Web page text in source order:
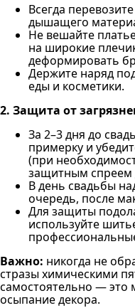
Всегда
дышащего
Не вешайте
на широкие
деформировать
Держите наряд
еды и косметики.
2. Защита от
За 2–3 дня до
примерку и
(при
защитным спреем
В день свадьбы
очередь, после
Для защиты
используйте
Важно: никогда не
стразы химическими
самостоятельно — это
осыпание декора.